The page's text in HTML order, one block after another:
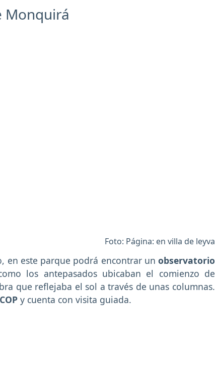
Monquirá
Foto: Página: en villa de leyva
en este parque podrá encontrar un observatorio
los antepasados ubicaban el comienzo de
que reflejaba el sol a través de unas columnas.
y cuenta con visita guiada.